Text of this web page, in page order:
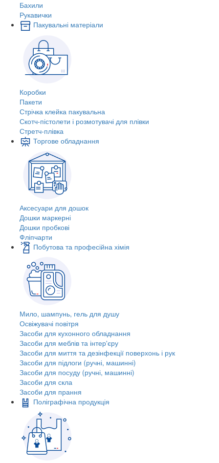
Бахили
Рукавички
Пакувальні матеріали
Коробки
Пакети
Стрічка клейка пакувальна
Скотч-пістолети і розмотувачі для плівки
Стретч-плівка
Торгове обладнання
Аксесуари для дошок
Дошки маркерні
Дошки пробкові
Фліпчарти
Побутова та професійна хімія
Мило, шампунь, гель для душу
Освіжувачі повітря
Засоби для кухонного обладнання
Засоби для меблів та інтер'єру
Засоби для миття та дезінфекції поверхонь і рук
Засоби для підлоги (ручні, машинні)
Засоби для посуду (ручні, машинні)
Засоби для скла
Засоби для прання
Поліграфічна продукція